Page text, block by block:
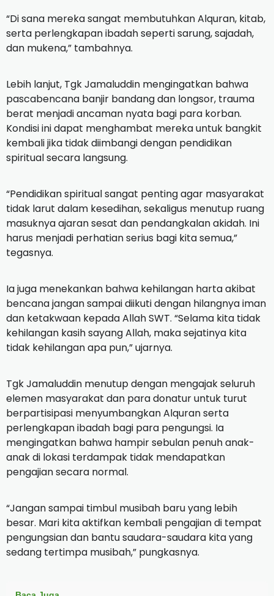
“Di sana mereka sangat membutuhkan Alquran, kitab,
serta perlengkapan ibadah seperti sarung, sajadah,
dan mukena,” tambahnya.
Lebih lanjut, Tgk Jamaluddin mengingatkan bahwa
pascabencana banjir bandang dan longsor, trauma
berat menjadi ancaman nyata bagi para korban.
Kondisi ini dapat menghambat mereka untuk bangkit
kembali jika tidak diimbangi dengan pendidikan
spiritual secara langsung.
“Pendidikan spiritual sangat penting agar masyarakat
tidak larut dalam kesedihan, sekaligus menutup ruang
masuknya ajaran sesat dan pendangkalan akidah. Ini
harus menjadi perhatian serius bagi kita semua,”
tegasnya.
Ia juga menekankan bahwa kehilangan harta akibat
bencana jangan sampai diikuti dengan hilangnya iman
dan ketakwaan kepada Allah SWT. “Selama kita tidak
kehilangan kasih sayang Allah, maka sejatinya kita
tidak kehilangan apa pun,” ujarnya.
Tgk Jamaluddin menutup dengan mengajak seluruh
elemen masyarakat dan para donatur untuk turut
berpartisipasi menyumbangkan Alquran serta
perlengkapan ibadah bagi para pengungsi. Ia
mengingatkan bahwa hampir sebulan penuh anak-
anak di lokasi terdampak tidak mendapatkan
pengajian secara normal.
“Jangan sampai timbul musibah baru yang lebih
besar. Mari kita aktifkan kembali pengajian di tempat
pengungsian dan bantu saudara-saudara kita yang
sedang tertimpa musibah,” pungkasnya.